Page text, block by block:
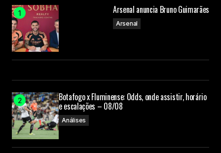
Arsenal anuncia Bruno Guimarães
Arsenal
Botafogo x Fluminense: Odds, onde assistir, horário
e escalações – 08/08
Análises